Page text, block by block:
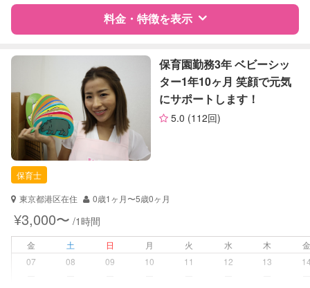
なし
定期予約 お引き受けしていません
（定期特典）
対応不可
料金・特徴を表示
特徴 料金 レビュー
サポートの特徴
資格
企業型割引対象(旧内閣府補助対象)
自治体届出済ベビーシッター
保育士
病児対応 病児、病後児、ともに不可
保育園勤務3年 ベビーシッ
ター1年10ヶ月 笑顔で元気
にサポートします！
5.0 (112回)
保育士
東京都港区在住
0歳1ヶ月〜5歳0ヶ月
¥3,000〜 /1時間
金 土 日 月 火 水 木
07
08 09 10 11 12 13